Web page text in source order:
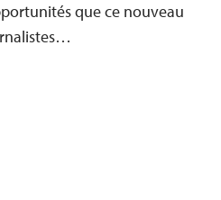
que ce nouveau